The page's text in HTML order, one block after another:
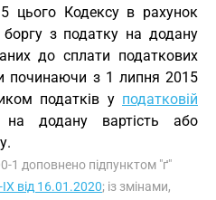
цього Кодексу в рахунок
з податку на додану
до сплати податкових
починаючи з 1 липня 2015
податків у податковій
додану вартість або
1 доповнено підпунктом "ґ"
від 16.01.2020; із змінами,